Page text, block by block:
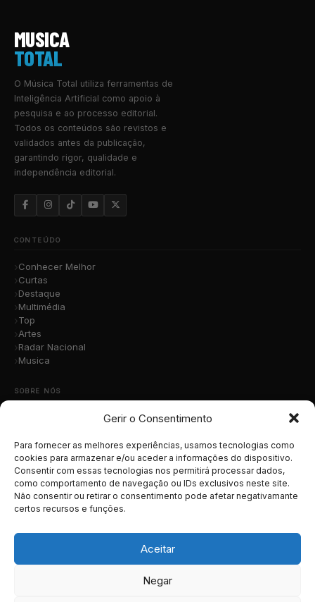
Gerir o Consentimento
Para fornecer as melhores experiências, usamos tecnologias como
cookies para armazenar e/ou aceder a informações do dispositivo.
Consentir com essas tecnologias nos permitirá processar dados,
como comportamento de navegação ou IDs exclusivos neste site.
Não consentir ou retirar o consentimento pode afetar negativamante
certos recursos e funções.
Aceitar
Negar
MUSICA
TOTAL
O Música Total utiliza ferramentas de
Inteligência Artificial como apoio à
pesquisa e ao processo editorial.
Todos os conteúdos são revistos e
validados antes da publicação,
garantindo rigor, qualidade e
independência editorial.
CONTEÚDO
Conhecer Melhor
Curtas
Destaque
Multimédia
Top
Artes
Radar Nacional
Musica
SOBRE NÓS
Contacto
Submete a Tua Música
Publicidade
Apoiar o Projeto
Política de Privacidade